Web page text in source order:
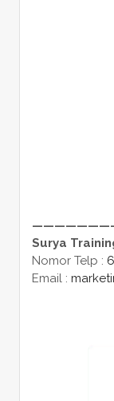
Surya
Nomor Telp :
Email :